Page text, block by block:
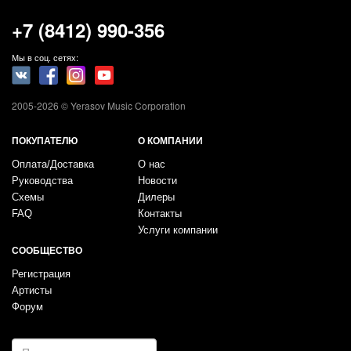
+7 (8412) 990-356
Мы в соц. сетях:
2005-2026 © Yerasov Music Corporation
ПОКУПАТЕЛЮ
Оплата/Доставка
Руководства
Схемы
FAQ
О КОМПАНИИ
О нас
Новости
Дилеры
Контакты
Услуги компании
СООБЩЕСТВО
Регистрация
Артисты
Форум
E-